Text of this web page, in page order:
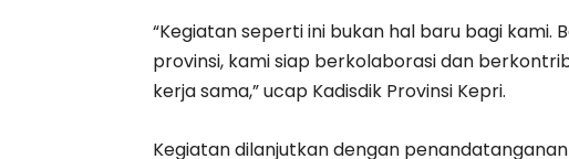
“Kegiatan seperti ini bukan hal baru bagi kami.
provinsi, kami siap berkolaborasi dan
kerja sama,” ucap Kadisdik Provinsi Kepri.
Kegiatan dilanjutkan dengan